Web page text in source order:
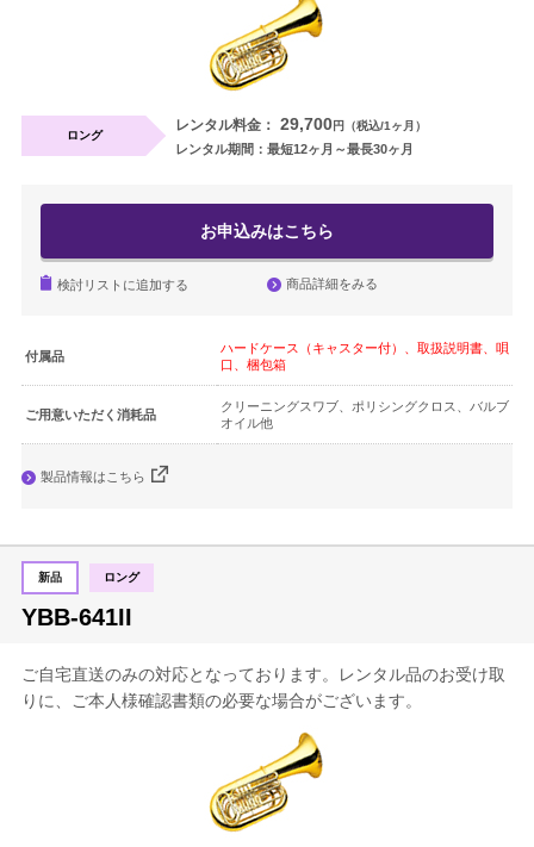
ロング
レンタル料金： 29,700円（税込/1ヶ月）
レンタル期間：最短12ヶ月～最長30ヶ月
お申込みはこちら
検討リストに追加する 商品詳細をみる
付属品
ハードケース（キャスター付）、取扱説明書、唄
口、梱包箱
ご用意いただく消耗品
クリーニングスワブ、ポリシングクロス、バルブ
オイル他
製品情報はこちら
新品 ロング
YBB-641II
ご自宅直送のみの対応となっております。レンタル品のお受け取
りに、ご本人様確認書類の必要な場合がございます。